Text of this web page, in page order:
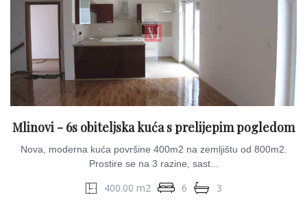
Mlinovi - 6s obiteljska kuća s prelijepim pogledom
Nova, moderna kuća površine 400m2 na zemljištu od 800m2.
Prostire se na 3 razine, sast...
400.00 m2 6 3